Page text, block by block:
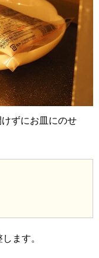
ずにお皿にのせ
ます。